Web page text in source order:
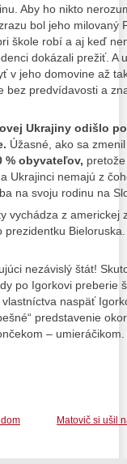
Aby ho nikto
bol jeho milovaný
škole robí a aj keď
dokázali prežiť. A
v jeho domovine až
bez predvídavosti a
Ukrajiny odišlo
Úžasné, ako sa
% obyvateľov,
Ukrajinci nemajú z
na svoju rodinu na
vychádza z americkej
nezávislý štát!
po Igorkovi preberie
naspäť
predstavenie
– umieráčikom.
Matovič si ušil